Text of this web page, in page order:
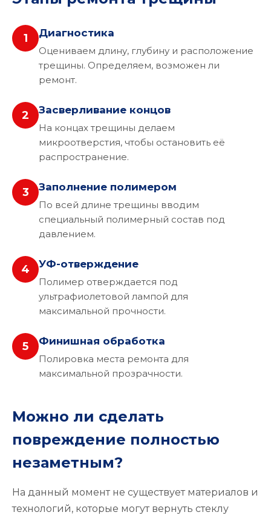
1 Диагностика
Оцениваем длину, глубину и расположение
трещины. Определяем, возможен ли
ремонт.
2 Засверливание концов
На концах трещины делаем
микроотверстия, чтобы остановить её
распространение.
3 Заполнение полимером
По всей длине трещины вводим
специальный полимерный состав под
давлением.
4 УФ-отверждение
Полимер отверждается под
ультрафиолетовой лампой для
максимальной прочности.
5 Финишная обработка
Полировка места ремонта для
максимальной прозрачности.
Можно ли сделать
повреждение полностью
незаметным?
На данный момент не существует материалов и
технологий, которые могут вернуть стеклу